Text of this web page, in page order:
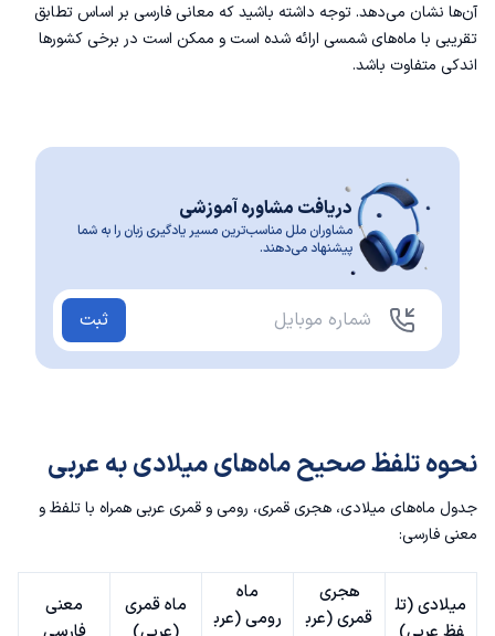
آن‌ها نشان می‌دهد. توجه داشته باشید که معانی فارسی بر اساس تطابق
تقریبی با ماه‌های شمسی ارائه شده است و ممکن است در برخی کشورها
اندکی متفاوت باشد.
دریافت مشاوره آموزشی
مشاوران ملل مناسب‌ترین مسیر یادگیری زبان را به شما
پیشنهاد می‌دهند.
ثبت
نحوه تلفظ صحیح ماه‌های میلادی به عربی
جدول ماه‌های میلادی، هجری قمری، رومی و قمری عربی همراه با تلفظ و
معنی فارسی:
میلادی (تل
هجری
قمری (عرب
ماه
رومی (عرب
ماه قمری
معنی